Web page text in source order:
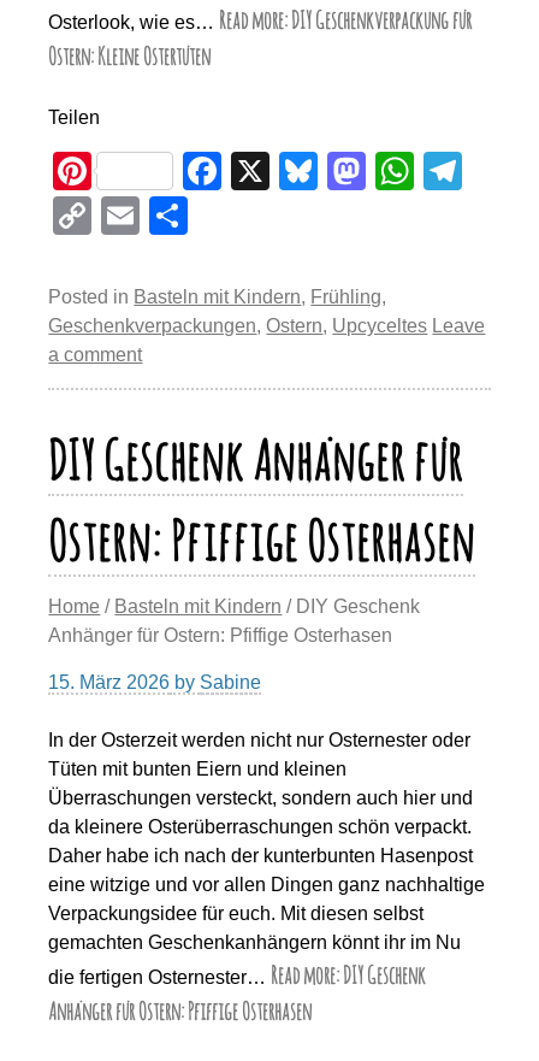
Osterlook, wie es… Read more: DIY Geschenkverpackung für
Ostern: Kleine Ostertüten
Teilen
Pi
nt
er
e
st
F
e
b
o
k
X
Bl
sk
y
M
o
d
n
W
A
p
a
C
p
y
Li
k
E
ail e
n
Posted in Basteln mit Kindern, Frühling,
Geschenkverpackungen,Ostern, Upcyceltes Leave
a comment
DIY Geschenk Anhänger für
Ostern: Pfiffige Osterhasen
Home / Basteln mit Kindern / DIY Geschenk
Anhänger für Ostern: Pfiffige Osterhasen
15. März 2026 by Sabine
In der Osterzeit werden nicht nur Osternester oder
Tüten mit bunten Eiern und kleinen
Überraschungen versteckt, sondern auch hier und
da kleinere Osterüberraschungen schön verpackt.
Daher habe ich nach der kunterbunten Hasenpost
eine witzige und vor allen Dingen ganz nachhaltige
Verpackungsidee für euch. Mit diesen selbst
gemachten Geschenkanhängern könnt ihr im Nu
die fertigen Osternester… Read more: DIY Geschenk
Anhänger für Ostern: Pfiffige Osterhasen